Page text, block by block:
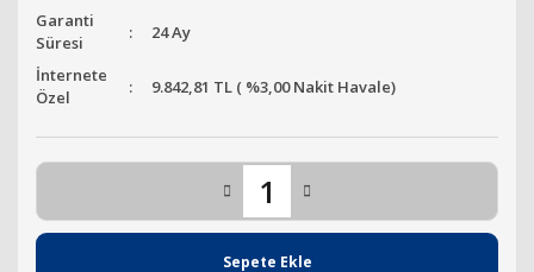
Garanti
Süresi
24 Ay
İnternete
Özel
9.842,81 TL ( %3,00 Nakit Havale)
Sepete Ekle